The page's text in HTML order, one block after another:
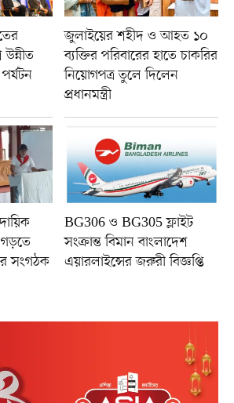
জুলাইয়ের শহীদ ও আহত ১০
ব্যক্তির পরিবারের হাতে চাকরির
নিয়োগপত্র তুলে দিলেন
প্রধানমন্ত্রী
সংগঠক
BG306 ও BG305 ফ্লাইট
সংক্রান্ত বিমান বাংলাদেশ
এয়ারলাইন্সের জরুরী বিজ্ঞপ্তি